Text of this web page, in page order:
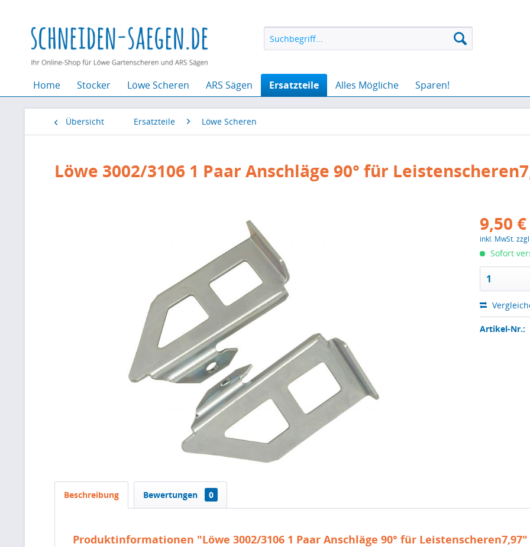
Home Stocker Löwe Scheren ARS Sägen Ersatzteile Alles Mögliche Sparen!
Übersicht Ersatzteile Löwe Scheren
Löwe 3002/3106 1 Paar Anschläge 90° für
9,50
inkl. MwSt.
Sofort
Artikel-Nr.:
Beschreibung Bewertungen 0
Produktinformationen "Löwe 3002/3106 1 Paar Anschläge 90° für Leistenscheren7,97"